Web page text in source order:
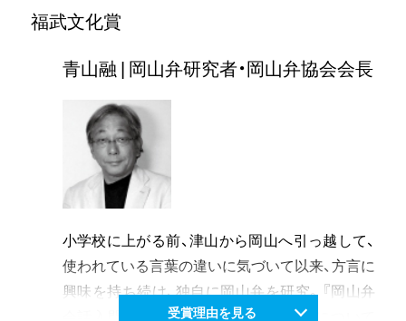
への参加、ピアノコンクール・フェスティバルで
の指導者向けの演奏・解説、母校での演奏会を行
うなど音楽普及活動も活発に展開している。
岡山が誇るピアニストとして将来を嘱望され、今
後とも本県の音楽文化の向上に著しい貢献が期
待される。
高賞「マスターデザイナー」を日本人初で受賞。
世界から注目を集めるバルーンアーティストへ
と躍進する。2018年には、同大会での2度目とな
さで審査委員の支持を集めた。
2009年には会社を立ち上げ、国内外のコンベン
ションで講師やイベント会場の飾り付、ワークシ
ョップなどを務め、バルーンアートの普及啓発活
動にも力を入れている。地元真庭市の国指定重
要文化財旧遷喬尋常小学校の講堂で開催された
で音楽イベントとのコラボレーションや着ぐる
みバルーンを創作するなど、更なる可能性を追求
福武文化賞
青山融 | 岡山弁研究者・岡山弁協会会長
小学校に上がる前、津山から岡山へ引っ越して、
使われている言葉の違いに気づいて以来、方言に
興味を持ち続け、独自に岡山弁を研究。『岡山弁
会話入門講座』をはじめとする岡山弁について
受賞理由を見る